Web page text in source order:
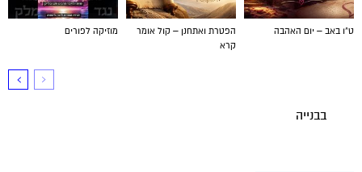
מוזיקה לפורים
הפטרת ואתחנן – קול אומר
קרא
ט"ו באב – יום האהבה
בבנייה